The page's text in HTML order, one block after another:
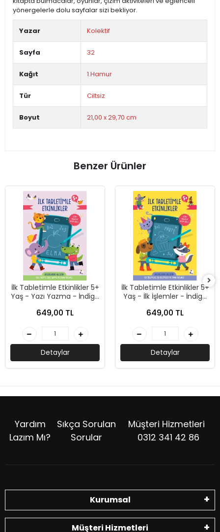
yönergelerle dolu sayfalar sizi bekliyor.
Yazar Kolektif
Sayfa 32
Kağıt 1.Hamur
Tür Ciltsiz
Boyut 21,00 x 29,70 cm
Benzer Ürünler
İlk Tabletimle Etkinlikler 5+
Yaş - Yazı Yazma - İndigo
649,00 TL
Detaylar
İlk Tabletimle Etkinlikler 5+
Yaş - İlk İşlemler - İndigo
649,00 TL
Detaylar
Yardım
Lazım Mı?
Sıkça Sorulan
Sorular
Müşteri Hizmetleri
0312 341 42 86
Kurumsal
Müşteri Hizmetleri